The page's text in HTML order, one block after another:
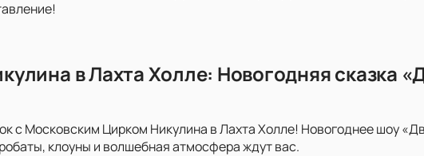
в Лахта Холле: Новогодняя сказка
с Московским Цирком Никулина в Лахта Холле! Новогоднее шоу
клоуны и волшебная атмосфера ждут вас.